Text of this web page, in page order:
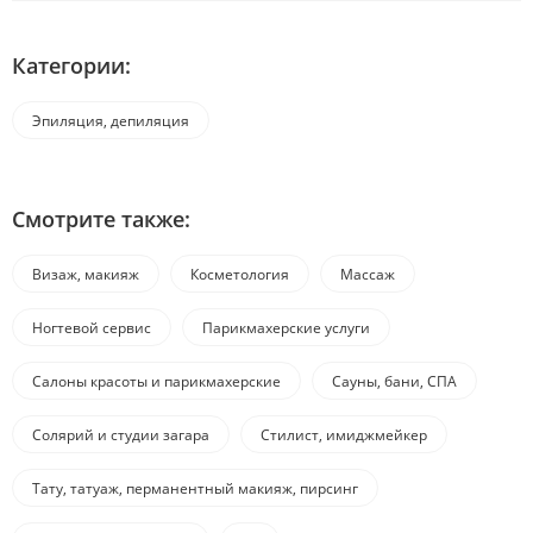
Категории:
Эпиляция, депиляция
Смотрите также:
Визаж, макияж Косметология Массаж
Ногтевой сервис Парикмахерские услуги
Салоны красоты и парикмахерские Сауны, бани, СПА
Солярий и студии загара Стилист, имиджмейкер
Тату, татуаж, перманентный макияж, пирсинг